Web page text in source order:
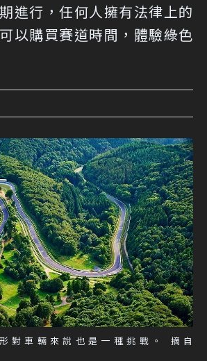
進行，任何人擁有法律上的
以購買賽道時間，體驗綠色
對車輛來說也是一種挑戰。 摘自